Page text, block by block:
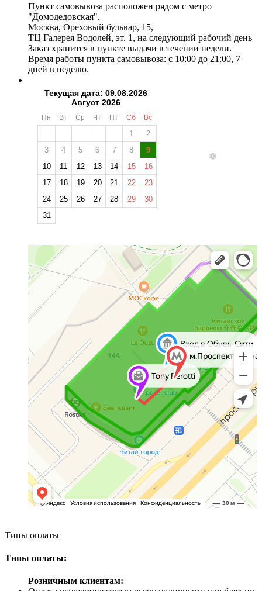
Пункт самовывоза расположен рядом с метро
"Домодедовская".
Москва, Ореховый бульвар, 15,
ТЦ Галерея Водолей, эт. 1, на следующий рабочий день
Заказ хранится в пункте выдачи в течении недели.
Время работы пункта самовывоза: с 10:00 до 21:00, 7
дней в неделю.
Текущая дата: 09.08.2026
Август 2026
Пн Вт Ср Чт Пт Сб Вс
1
2
3
4 5 6 7 8
9
10
11 12 13 14 15
16
17
18 19 20 21 22
23
24
25 26 27 28 29
30
31
Типы оплаты
Типы оплаты:
Розничным клиентам: